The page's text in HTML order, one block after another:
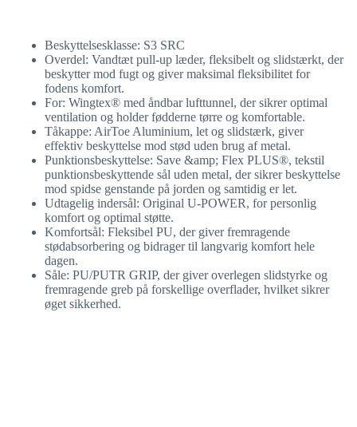
Beskyttelsesklasse: S3 SRC
Overdel: Vandtæt pull-up læder, fleksibelt og slidstærkt, der
beskytter mod fugt og giver maksimal fleksibilitet for
fodens komfort.
For: Wingtex® med åndbar lufttunnel, der sikrer optimal
ventilation og holder fødderne tørre og komfortable.
Tåkappe: AirToe Aluminium, let og slidstærk, giver
effektiv beskyttelse mod stød uden brug af metal.
Punktionsbeskyttelse: Save &amp; Flex PLUS®, tekstil
punktionsbeskyttende sål uden metal, der sikrer beskyttelse
mod spidse genstande på jorden og samtidig er let.
Udtagelig indersål: Original U-POWER, for personlig
komfort og optimal støtte.
Komfortsål: Fleksibel PU, der giver fremragende
stødabsorbering og bidrager til langvarig komfort hele
dagen.
Såle: PU/PUTR GRIP, der giver overlegen slidstyrke og
fremragende greb på forskellige overflader, hvilket sikrer
øget sikkerhed.